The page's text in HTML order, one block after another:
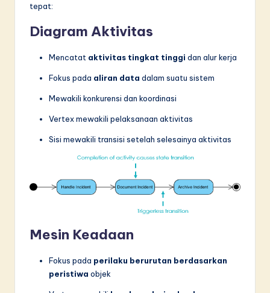
tepat:
Diagram Aktivitas
Mencatat aktivitas tingkat tinggi dan alur kerja
Fokus pada aliran data dalam suatu sistem
Mewakili konkurensi dan koordinasi
Vertex mewakili pelaksanaan aktivitas
Sisi mewakili transisi setelah selesainya aktivitas
Mesin Keadaan
Fokus pada perilaku berurutan berdasarkan
peristiwa objek